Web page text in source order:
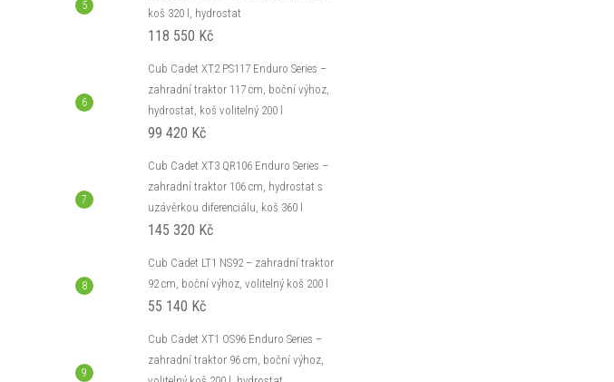
koš 320 l, hydrostat
118 550 Kč
Cub Cadet XT2 PS117 Enduro Series –
zahradní traktor 117 cm, boční výhoz,
hydrostat, koš volitelný 200 l
99 420 Kč
Cub Cadet XT3 QR106 Enduro Series –
zahradní traktor 106 cm, hydrostat s
uzávěrkou diferenciálu, koš 360 l
145 320 Kč
Cub Cadet LT1 NS92 – zahradní traktor
92 cm, boční výhoz, volitelný koš 200 l
55 140 Kč
Cub Cadet XT1 OS96 Enduro Series –
zahradní traktor 96 cm, boční výhoz,